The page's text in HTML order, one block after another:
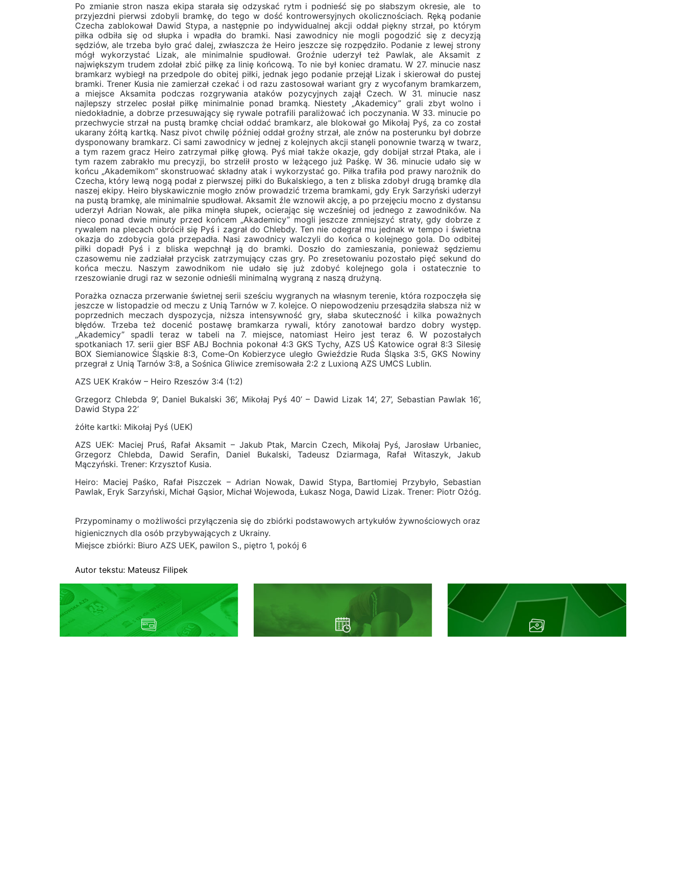
Po zmianie stron nasza ekipa starała się odzyskać rytm i podnieść się po słabszym okresie, ale to
przyjezdni pierwsi zdobyli bramkę, do tego w dość kontrowersyjnych okolicznościach. Ręką podanie
Czecha zablokował Dawid Stypa, a następnie po indywidualnej akcji oddał piękny strzał, po którym
piłka odbiła się od słupka i wpadła do bramki. Nasi zawodnicy nie mogli pogodzić się z decyzją
sędziów, ale trzeba było grać dalej, zwłaszcza że Heiro jeszcze się rozpędziło. Podanie z lewej strony
mógł wykorzystać Lizak, ale minimalnie spudłował. Groźnie uderzył też Pawlak, ale Aksamit z
największym trudem zdołał zbić piłkę za linię końcową. To nie był koniec dramatu. W 27. minucie nasz
bramkarz wybiegł na przedpole do obitej piłki, jednak jego podanie przejął Lizak i skierował do pustej
bramki. Trener Kusia nie zamierzał czekać i od razu zastosował wariant gry z wycofanym bramkarzem,
a miejsce Aksamita podczas rozgrywania ataków pozycyjnych zajął Czech. W 31. minucie nasz
najlepszy strzelec posłał piłkę minimalnie ponad bramką. Niestety „Akademicy” grali zbyt wolno i
niedokładnie, a dobrze przesuwający się rywale potrafili paraliżować ich poczynania. W 33. minucie po
przechwycie strzał na pustą bramkę chciał oddać bramkarz, ale blokował go Mikołaj Pyś, za co został
ukarany żółtą kartką. Nasz pivot chwilę później oddał groźny strzał, ale znów na posterunku był dobrze
dysponowany bramkarz. Ci sami zawodnicy w jednej z kolejnych akcji stanęli ponownie twarzą w twarz,
a tym razem gracz Heiro zatrzymał piłkę głową. Pyś miał także okazje, gdy dobijał strzał Ptaka, ale i
tym razem zabrakło mu precyzji, bo strzelił prosto w leżącego już Paśkę. W 36. minucie udało się w
końcu „Akademikom” skonstruować składny atak i wykorzystać go. Piłka trafiła pod prawy narożnik do
Czecha, który lewą nogą podał z pierwszej piłki do Bukalskiego, a ten z bliska zdobył drugą bramkę dla
naszej ekipy. Heiro błyskawicznie mogło znów prowadzić trzema bramkami, gdy Eryk Sarzyński uderzył
na pustą bramkę, ale minimalnie spudłował. Aksamit źle wznowił akcję, a po przejęciu mocno z dystansu
uderzył Adrian Nowak, ale piłka minęła słupek, ocierając się wcześniej od jednego z zawodników. Na
nieco ponad dwie minuty przed końcem „Akademicy” mogli jeszcze zmniejszyć straty, gdy dobrze z
rywalem na plecach obrócił się Pyś i zagrał do Chlebdy. Ten nie odegrał mu jednak w tempo i świetna
okazja do zdobycia gola przepadła. Nasi zawodnicy walczyli do końca o kolejnego gola. Do odbitej
piłki dopadł Pyś i z bliska wepchnął ją do bramki. Doszło do zamieszania, ponieważ sędziemu
czasowemu nie zadziałał przycisk zatrzymujący czas gry. Po zresetowaniu pozostało pięć sekund do
końca meczu. Naszym zawodnikom nie udało się już zdobyć kolejnego gola i ostatecznie to
rzeszowianie drugi raz w sezonie odnieśli minimalną wygraną z naszą drużyną.
Porażka oznacza przerwanie świetnej serii sześciu wygranych na własnym terenie, która rozpoczęła się
jeszcze w listopadzie od meczu z Unią Tarnów w 7. kolejce. O niepowodzeniu przesądziła słabsza niż w
poprzednich meczach dyspozycja, niższa intensywność gry, słaba skuteczność i kilka poważnych
błędów. Trzeba też docenić postawę bramkarza rywali, który zanotował bardzo dobry występ.
„Akademicy” spadli teraz w tabeli na 7. miejsce, natomiast Heiro jest teraz 6. W pozostałych
spotkaniach 17. serii gier BSF ABJ Bochnia pokonał 4:3 GKS Tychy, AZS UŚ Katowice ograł 8:3 Silesię
BOX Siemianowice Śląskie 8:3, Come-On Kobierzyce uległo Gwieździe Ruda Śląska 3:5, GKS Nowiny
przegrał z Unią Tarnów 3:8, a Sośnica Gliwice zremisowała 2:2 z Luxioną AZS UMCS Lublin.
AZS UEK Kraków – Heiro Rzeszów 3:4 (1:2)
Grzegorz Chlebda 9’, Daniel Bukalski 36’, Mikołaj Pyś 40’ – Dawid Lizak 14’, 27’, Sebastian Pawlak 16’,
Dawid Stypa 22’
żółte kartki: Mikołaj Pyś (UEK)
AZS UEK: Maciej Pruś, Rafał Aksamit – Jakub Ptak, Marcin Czech, Mikołaj Pyś, Jarosław Urbaniec,
Grzegorz Chlebda, Dawid Serafin, Daniel Bukalski, Tadeusz Dziarmaga, Rafał Witaszyk, Jakub
Mączyński. Trener: Krzysztof Kusia.
Heiro: Maciej Paśko, Rafał Piszczek – Adrian Nowak, Dawid Stypa, Bartłomiej Przybyło, Sebastian
Pawlak, Eryk Sarzyński, Michał Gąsior, Michał Wojewoda, Łukasz Noga, Dawid Lizak. Trener: Piotr Ożóg.
Przypominamy o możliwości przyłączenia się do zbiórki podstawowych artykułów żywnościowych oraz
higienicznych dla osób przybywających z Ukrainy.
Miejsce zbiórki: Biuro AZS UEK, pawilon S., piętro 1, pokój 6
Autor tekstu: Mateusz Filipek